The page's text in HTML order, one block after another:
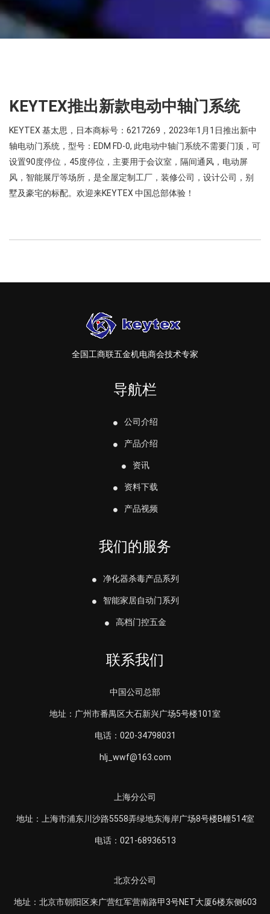
KEYTEX推出新款电动中轴门系统
KEYTEX 基太思，日本商标号：6217269，2023年1月1日推出新中
轴电动门系统，型号：EDM FD-0, 此电动中轴门系统不需要门顶，可
设置90度停位，45度停位，主要用于会议室，隔间通风，电动屏
风，智能展厅等场所，是全屋定制工厂，装修公司，设计公司，别
墅及豪宅的标配。欢迎来KEYTEX 中国总部体验！
全国工商联五金机电商会技术专家
导航栏
公司介绍
产品介绍
资讯
资料下载
产品视频
我们的服务
净化器杀毒产品系列
智能家居自动门系列
高档门控五金
联系我们
中国公司总部
地址：广州市番禺区大石新兴广场5号楼101室
电话：020-34798031
hlj_wwf@163.com
上海分公司
地址：上海市浦东川沙路5558弄绿地东海岸广场8号楼B幢514室
电话：021-68936513
北京分公司
地址：北京市朝阳区来广营红军营南路甲3号NET大厦6楼东侧603